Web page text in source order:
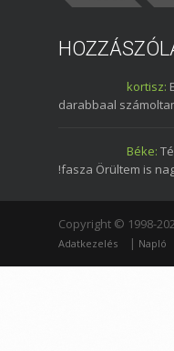
kortisz:
darabbaal
Béke:
!fasza Örültem is
Copyright © 1998-
Adatkezelés | Napló